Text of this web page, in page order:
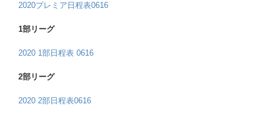
2020プレミア日程表0616
1部リーグ
2020 1部日程表 0616
2部リーグ
2020 2部日程表0616